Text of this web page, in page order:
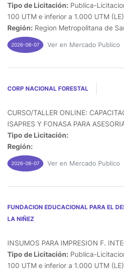
Tipo de Licitación: Publica-
100 UTM e inferior a 1.000 UTM (LE)
Región: Region Metropolitana de
2026-08-07 Ver en Mercado Publico
CORP NACIONAL FORESTAL
CURSO/TALLER ONLINE:
ISAPRES Y FONASA PARA
Tipo de Licitación:
Región:
2026-08-07 Ver en Mercado Publico
FUNDACION EDUCACIONAL PARA EL
LA NIÑEZ
INSUMOS PARA IMPRESION F.
Tipo de Licitación: Publica-
100 UTM e inferior a 1.000 UTM (LE)